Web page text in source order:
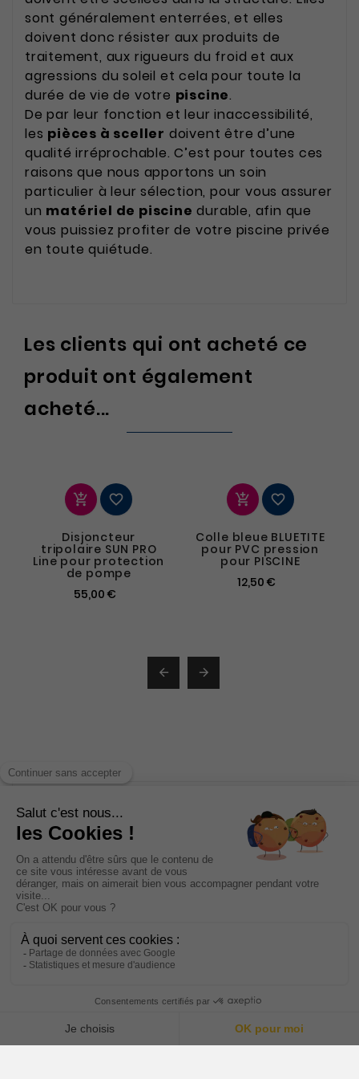
sont généralement enterrées, et elles
doivent donc résister aux produits de
traitement, aux rigueurs du froid et aux
agressions du soleil et cela pour toute la
durée de vie de votre piscine.
De par leur fonction et leur inaccessibilité,
les pièces à sceller doivent être d’une
qualité irréprochable. C’est pour toutes ces
raisons que nous apportons un soin
particulier à leur sélection, pour vous assurer
un matériel de piscine durable, afin que
vous puissiez profiter de votre piscine privée
en toute quiétude.
Les clients qui ont acheté ce
produit ont également
acheté...
 
Disjoncteur
tripolaire SUN PRO
Line pour protection
de pompe
55,00 €
 
Colle bleue BLUETITE
pour PVC pression
pour PISCINE
12,50 €
 
CATÉGORIES
NOTRE SOCIÉTÉ
VOTRE COMPTE